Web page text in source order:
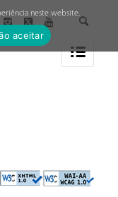
neste website.
aceitar